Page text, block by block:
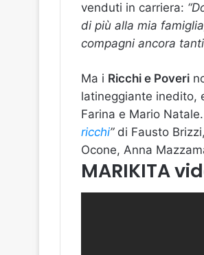
venduti in carriera:
di più alla mia
compagni ancora
Ma i Ricchi e Poveri
latineggiante inedito,
Farina e Mario
ricchi” di Fausto
Ocone, Anna
MARIKITA